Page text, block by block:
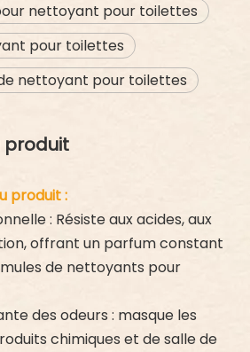
nettoyant pour toilettes
pour toilettes
nettoyant pour toilettes
produit
produit :
: Résiste aux acides, aux
offrant un parfum constant
de nettoyants pour
des odeurs : masque les
chimiques et de salle de